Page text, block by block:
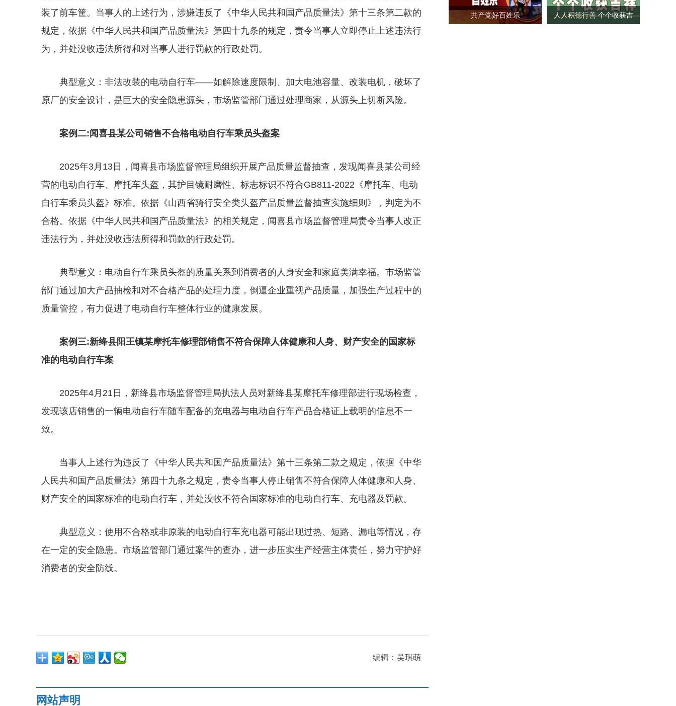
装了前车筐。当事人的上述行为，涉嫌违反了《中华人民共和国产品质量法》第十三条第二款的
规定，依据《中华人民共和国产品质量法》第四十九条的规定，责令当事人立即停止上述违法行
为，并处没收违法所得和对当事人进行罚款的行政处罚。
典型意义：非法改装的电动自行车——如解除速度限制、加大电池容量、改装电机，破坏了
原厂的安全设计，是巨大的安全隐患源头，市场监管部门通过处理商家，从源头上切断风险。
案例二:闻喜县某公司销售不合格电动自行车乘员头盔案
2025年3月13日，闻喜县市场监督管理局组织开展产品质量监督抽查，发现闻喜县某公司经
营的电动自行车、摩托车头盔，其护目镜耐磨性、标志标识不符合GB811-2022《摩托车、电动
自行车乘员头盔》标准。依据《山西省骑行安全类头盔产品质量监督抽查实施细则》，判定为不
合格。依据《中华人民共和国产品质量法》的相关规定，闻喜县市场监督管理局责令当事人改正
违法行为，并处没收违法所得和罚款的行政处罚。
典型意义：电动自行车乘员头盔的质量关系到消费者的人身安全和家庭美满幸福。市场监管
部门通过加大产品抽检和对不合格产品的处理力度，倒逼企业重视产品质量，加强生产过程中的
质量管控，有力促进了电动自行车整体行业的健康发展。
案例三:新绛县阳王镇某摩托车修理部销售不符合保障人体健康和人身、财产安全的国家标
准的电动自行车案
2025年4月21日，新绛县市场监督管理局执法人员对新绛县某摩托车修理部进行现场检查，
发现该店销售的一辆电动自行车随车配备的充电器与电动自行车产品合格证上载明的信息不一
致。
当事人上述行为违反了《中华人民共和国产品质量法》第十三条第二款之规定，依据《中华
人民共和国产品质量法》第四十九条之规定，责令当事人停止销售不符合保障人体健康和人身、
财产安全的国家标准的电动自行车，并处没收不符合国家标准的电动自行车、充电器及罚款。
典型意义：使用不合格或非原装的电动自行车充电器可能出现过热、短路、漏电等情况，存
在一定的安全隐患。市场监管部门通过案件的查办，进一步压实生产经营主体责任，努力守护好
消费者的安全防线。
编辑：吴琪萌
网站声明
共产党好百姓乐 人人积德行善 个个收获吉